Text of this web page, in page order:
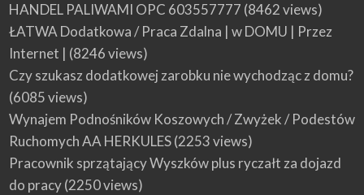
HANDEL PALIWAMI OPC 603557777 (8462 views)
ŁATWA Dodatkowa / Praca Zdalna | w DOMU | Przez
Internet | (8246 views)
Czy szukasz dodatkowej zarobku nie wychodząc z domu?
(6085 views)
Wynajem Podnośników Koszowych / Zwyżek / Podestów
Ruchomych AA HERKULES(2253 views)
Pracownik sprzątający Wyszków plus ryczałt za dojazd
do pracy(2250 views)